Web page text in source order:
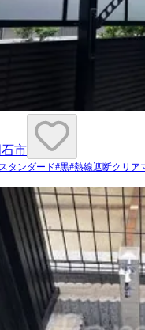
市
スタンダード#黒#熱線遮断クリア